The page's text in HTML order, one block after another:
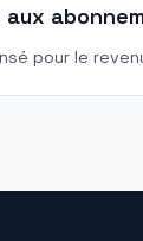
pour le